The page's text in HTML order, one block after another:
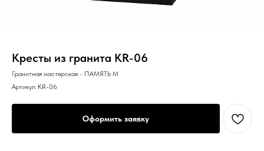
Кресты из гранита KR-06
Гранитная мастерская - ПАМЯТЬ М
Артикул: KR-06
Оформить заявку